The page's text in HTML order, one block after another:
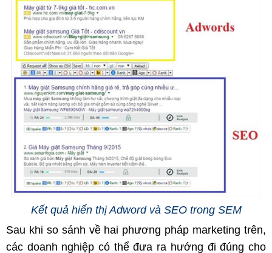
Kết quả hiển thị Adword và SEO trong SEM
Sau khi so sánh về hai phương pháp marketing trên,
các doanh nghiệp có thể đưa ra hướng đi đúng cho